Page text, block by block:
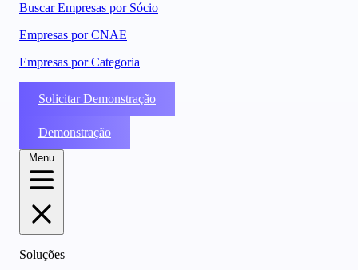
Buscar Empresas por Sócio
Empresas por CNAE
Empresas por Categoria
Solicitar Demonstração
Demonstração
Menu
Soluções